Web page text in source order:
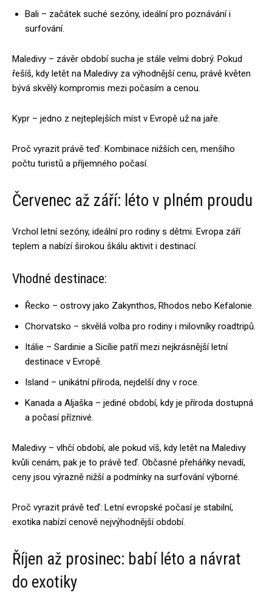
Bali – začátek suché sezóny, ideální pro poznávání i
surfování.
Maledivy – závěr období sucha je stále velmi dobrý. Pokud
řešíš, kdy letět na Maledivy za výhodnější cenu, právě květen
bývá skvělý kompromis mezi počasím a cenou.
Kypr – jedno z nejteplejších míst v Evropě už na jaře.
Proč vyrazit právě teď: Kombinace nižších cen, menšího
počtu turistů a příjemného počasí.
Červenec až září: léto v plném proudu
Vrchol letní sezóny, ideální pro rodiny s dětmi. Evropa září
teplem a nabízí širokou škálu aktivit i destinací.
Vhodné destinace:
Řecko – ostrovy jako Zakynthos, Rhodos nebo Kefalonie.
Chorvatsko – skvělá volba pro rodiny i milovníky roadtripů.
Itálie – Sardinie a Sicílie patří mezi nejkrásnější letní
destinace v Evropě.
Island – unikátní příroda, nejdelší dny v roce.
Kanada a Aljaška – jediné období, kdy je příroda dostupná
a počasí příznivé.
Maledivy – vlhčí období, ale pokud víš, kdy letět na Maledivy
kvůli cenám, pak je to právě teď. Občasné přeháňky nevadí,
ceny jsou výrazně nižší a podmínky na surfování výborné.
Proč vyrazit právě teď: Letní evrop­ské počasí je stabilní,
exotika nabízí cenově nejvýhodnější období.
Říjen až prosinec: babí léto a návrat
do exotiky